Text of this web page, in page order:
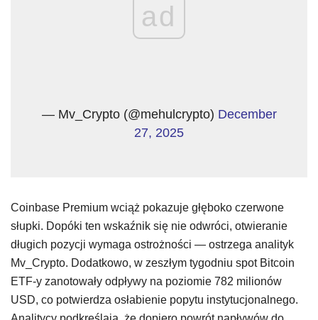
ad
— Mv_Crypto (@mehulcrypto) December
27, 2025
Coinbase Premium wciąż pokazuje głęboko czerwone
słupki. Dopóki ten wskaźnik się nie odwróci, otwieranie
długich pozycji wymaga ostrożności — ostrzega analityk
Mv_Crypto. Dodatkowo, w zeszłym tygodniu spot Bitcoin
ETF-y zanotowały odpływy na poziomie 782 milionów
USD, co potwierdza osłabienie popytu instytucjonalnego.